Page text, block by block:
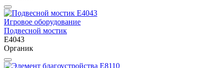
Игровое оборудование
Подвесной мостик
E4043
Органик